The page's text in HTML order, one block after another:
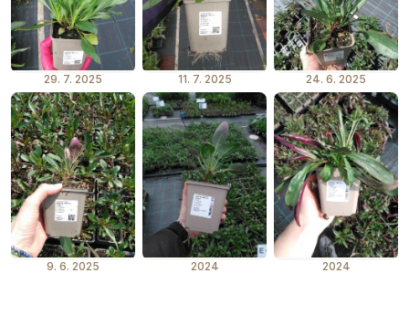
29. 7. 2025 11. 7. 2025 24. 6. 2025
9. 6. 2025 2024 2024